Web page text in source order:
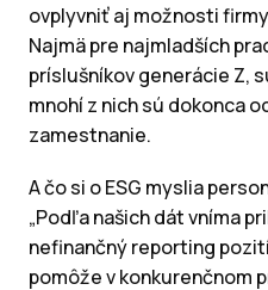
ovplyvniť aj možnosti
Najmä pre najmladších
príslušníkov generácie Z,
mnohí z nich sú dokonca
zamestnanie.
A čo si o ESG myslia
„Podľa našich dát vníma
nefinančný reporting
pomôže v konkurenčnom